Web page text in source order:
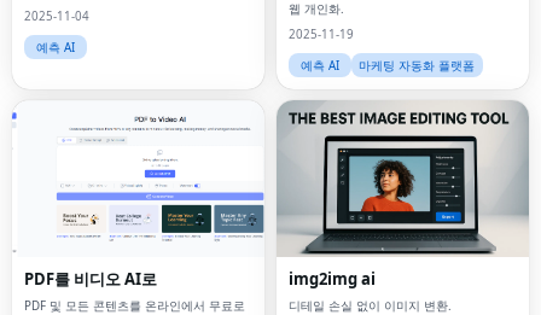
2025-11-04
예측 AI
웹 개인화.
2025-11-19
예측 AI
마케팅 자동화 플랫폼
PDF를 비디오 AI로
PDF 및 모든 콘텐츠를 온라인에서 무료로
img2img ai
디테일 손실 없이 이미지 변환.